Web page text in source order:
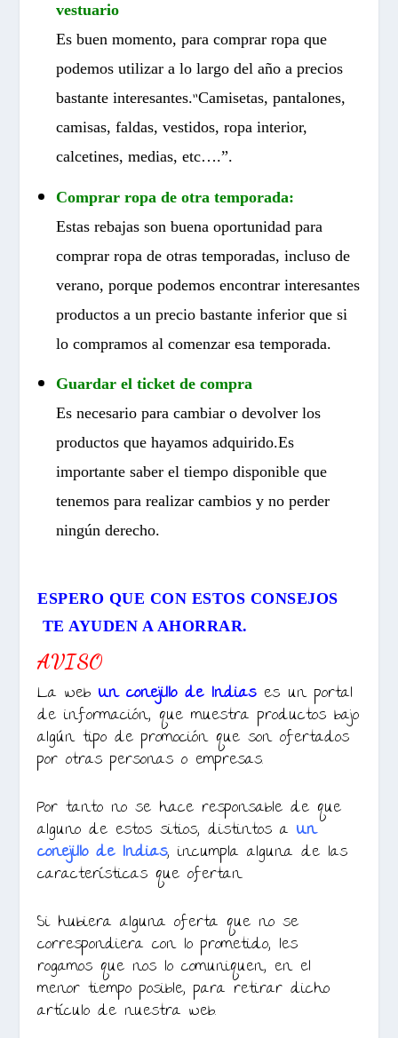
vestuario
Es buen momento, para comprar ropa que
podemos utilizar a lo largo del año a precios
bastante interesantes.”Camisetas, pantalones,
camisas, faldas, vestidos, ropa interior,
calcetines, medias, etc….”.
Comprar ropa de otra temporada:
Estas rebajas son buena oportunidad para
comprar ropa de otras temporadas, incluso de
verano, porque podemos encontrar interesantes
productos a un precio bastante inferior que si
lo compramos al comenzar esa temporada.
Guardar el ticket de compra
Es necesario para cambiar o devolver los
productos que hayamos adquirido.Es
importante saber el tiempo disponible que
tenemos para realizar cambios y no perder
ningún derecho.
ESPERO QUE CON ESTOS CONSEJOS
TE AYUDEN A AHORRAR.
AVISO
La webUn conejillo de Indias es un portal
de información, que muestra productos bajo
algún tipo de promoción que son ofertados
por otras personas o empresas.
Por tanto no se hace responsable de que
alguno de estos sitios, distintos aUn
conejillo de Indias, incumpla alguna de las
características que ofertan.
Si hubiera alguna oferta que no se
correspondiera con lo prometido, les
rogamos que nos lo comuniquen, en el
menor tiempo posible, para retirar dicho
artículo de nuestra web.